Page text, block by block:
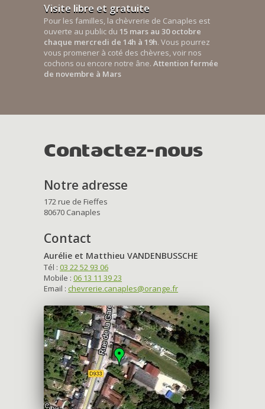
Visite libre et gratuite
Pour les familles, la chèvrerie de Canaples est
ouverte au public du 15 mars au 30 octobre
chaque mercredi de 14h à 19h. Vous pourrez
vous promener à coté des chèvres, voir nos
cochons ou encore notre âne. Attention fermée
de novembre à Mars
Contactez-nous
Notre adresse
172 rue de Fieffes
80670 Canaples
Contact
Aurélie et Matthieu VANDENBUSSCHE
Tél : 03 22 52 93 06
Mobile : 06 13 11 39 23
Email : chevrerie.canaples@orange.fr